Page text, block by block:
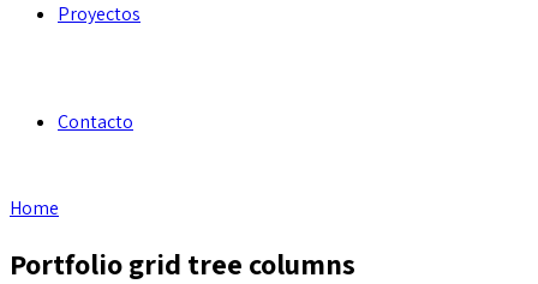
Proyectos
Contacto
Home
Portfolio grid tree columns